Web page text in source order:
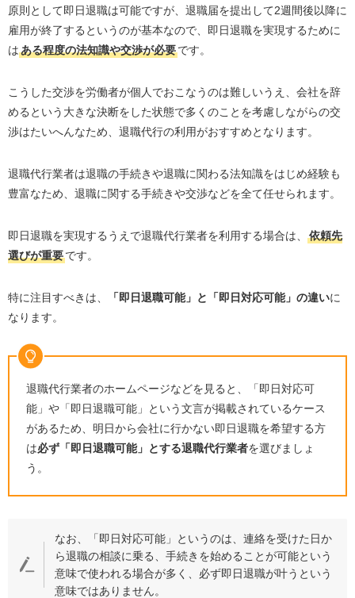
原則として即日退職は可能ですが、退職届を提出して2週間後以降に
雇用が終了するというのが基本なので、即日退職を実現するために
はある程度の法知識や交渉が必要です。
こうした交渉を労働者が個人でおこなうのは難しいうえ、会社を辞
めるという大きな決断をした状態で多くのことを考慮しながらの交
渉はたいへんなため、退職代行の利用がおすすめとなります。
退職代行業者は退職の手続きや退職に関わる法知識をはじめ経験も
豊富なため、退職に関する手続きや交渉などを全て任せられます。
即日退職を実現するうえで退職代行業者を利用する場合は、
依頼先
選びが重要です。
特に注目すべきは、 「即日退職可能」と「即日対応可能」の違いに
なります。
退職代行業者のホームページなどを見ると、「即日対応可
能」や「即日退職可能」という文言が掲載されているケース
があるため、明日から会社に行かない即日退職を希望する方
は必ず「即日退職可能」とする退職代行業者を選びましょ
う。
なお、「即日対応可能」というのは、連絡を受けた日か
ら退職の相談に乗る、手続きを始めることが可能という
意味で使われる場合が多く、必ず即日退職が叶うという
意味ではありません。